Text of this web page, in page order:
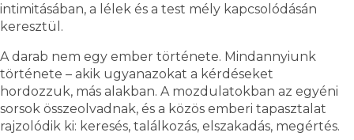
intimitásában, a lélek és a test mély kapcsolódásán
keresztül.
A darab nem egy ember története. Mindannyiunk
története – akik ugyanazokat a kérdéseket
hordozzuk, más alakban. A mozdulatokban az egyéni
sorsok összeolvadnak, és a közös emberi tapasztalat
rajzolódik ki: keresés, találkozás, elszakadás, megértés.